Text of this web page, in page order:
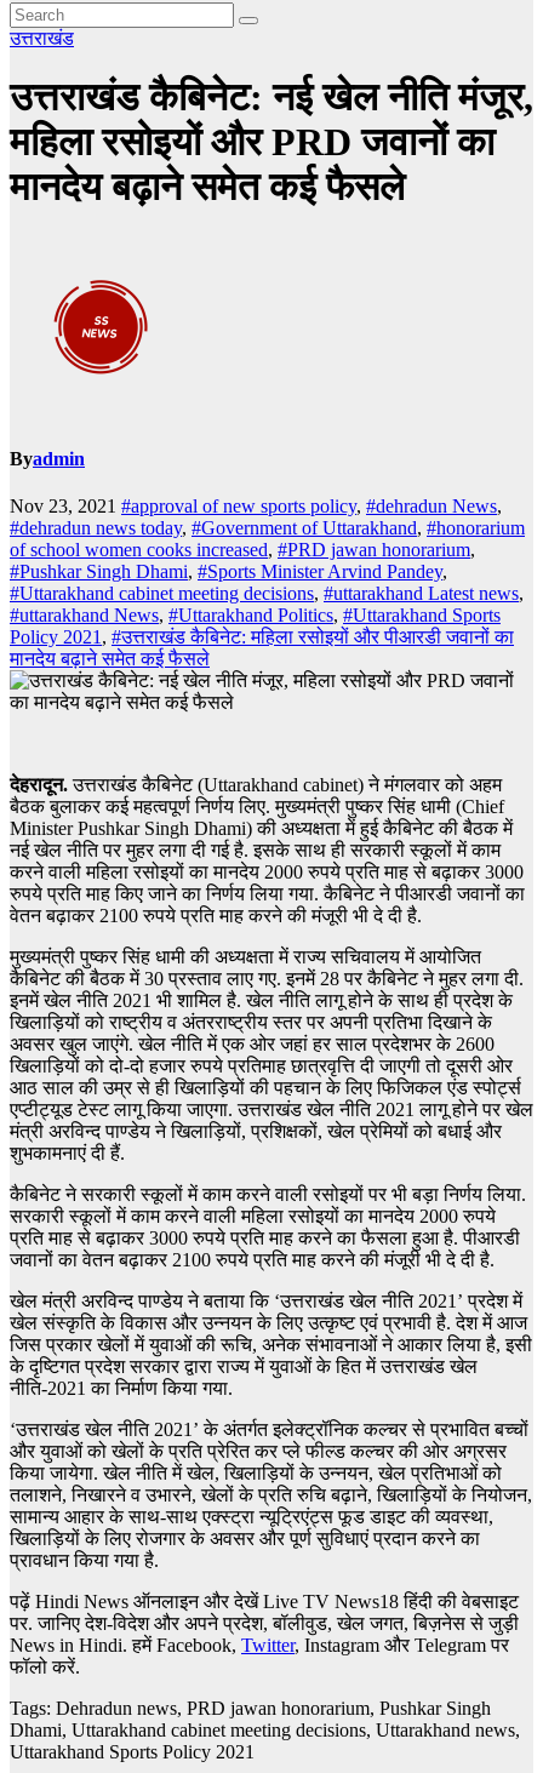
उत्तराखंड
उत्तराखंड कैबिनेट: नई खेल नीति मंजूर,
महिला रसोइयों और PRD जवानों का
मानदेय बढ़ाने समेत कई फैसले
Byadmin
Nov 23, 2021 #approval of new sports policy, #dehradun News,
#dehradun news today, #Government of Uttarakhand, #honorarium
of school women cooks increased, #PRD jawan honorarium,
#Pushkar Singh Dhami, #Sports Minister Arvind Pandey,
#Uttarakhand cabinet meeting decisions, #uttarakhand Latest news,
#uttarakhand News, #Uttarakhand Politics, #Uttarakhand Sports
Policy 2021, #उत्तराखंड कैबिनेट: महिला रसोइयों और पीआरडी जवानों का
मानदेय बढ़ाने समेत कई फैसले
देहरादून.उत्तराखंड कैबिनेट (Uttarakhand cabinet) ने मंगलवार को अहम
बैठक बुलाकर कई महत्वपूर्ण निर्णय लिए. मुख्यमंत्री पुष्कर सिंह धामी (Chief
Minister Pushkar Singh Dhami) की अध्यक्षता में हुई कैबिनेट की बैठक में
नई खेल नीति पर मुहर लगा दी गई है. इसके साथ ही सरकारी स्कूलों में काम
करने वाली महिला रसोइयों का मानदेय 2000 रुपये प्रति माह से बढ़ाकर 3000
रुपये प्रति माह किए जाने का निर्णय लिया गया. कैबिनेट ने पीआरडी जवानों का
वेतन बढ़ाकर 2100 रुपये प्रति माह करने की मंजूरी भी दे दी है.
मुख्यमंत्री पुष्कर सिंह धामी की अध्यक्षता में राज्य सचिवालय में आयोजित
कैबिनेट की बैठक में 30 प्रस्ताव लाए गए. इनमें 28 पर कैबिनेट ने मुहर लगा दी.
इनमें खेल नीति 2021 भी शामिल है. खेल नीति लागू होने के साथ ही प्रदेश के
खिलाड़ियों को राष्ट्रीय व अंतरराष्ट्रीय स्तर पर अपनी प्रतिभा दिखाने के
अवसर खुल जाएंगे. खेल नीति में एक ओर जहां हर साल प्रदेशभर के 2600
खिलाड़ियों को दो-दो हजार रुपये प्रतिमाह छात्रवृत्ति दी जाएगी तो दूसरी ओर
आठ साल की उम्र से ही खिलाड़ियों की पहचान के लिए फिजिकल एंड स्पोर्ट्स
एप्टीट्यूड टेस्ट लागू किया जाएगा. उत्तराखंड खेल नीति 2021 लागू होने पर खेल
मंत्री अरविन्द पाण्डेय ने खिलाड़ियों, प्रशिक्षकों, खेल प्रेमियों को बधाई और
शुभकामनाएं दी हैं.
कैबिनेट ने सरकारी स्कूलों में काम करने वाली रसोइयों पर भी बड़ा निर्णय लिया.
सरकारी स्कूलों में काम करने वाली महिला रसोइयों का मानदेय 2000 रुपये
प्रति माह से बढ़ाकर 3000 रुपये प्रति माह करने का फैसला हुआ है. पीआरडी
जवानों का वेतन बढ़ाकर 2100 रुपये प्रति माह करने की मंजूरी भी दे दी है.
खेल मंत्री अरविन्द पाण्डेय ने बताया कि ‘उत्तराखंड खेल नीति 2021’ प्रदेश में
खेल संस्कृति के विकास और उन्नयन के लिए उत्कृष्ट एवं प्रभावी है. देश में आज
जिस प्रकार खेलों में युवाओं की रूचि, अनेक संभावनाओं ने आकार लिया है, इसी
के दृष्टिगत प्रदेश सरकार द्वारा राज्य में युवाओं के हित में उत्तराखंड खेल
नीति-2021 का निर्माण किया गया.
‘उत्तराखंड खेल नीति 2021’ के अंतर्गत इलेक्ट्रॉनिक कल्चर से प्रभावित बच्चों
और युवाओं को खेलों के प्रति प्रेरित कर प्ले फील्ड कल्चर की ओर अग्रसर
किया जायेगा. खेल नीति में खेल, खिलाड़ियों के उन्नयन, खेल प्रतिभाओं को
तलाशने, निखारने व उभारने, खेलों के प्रति रुचि बढ़ाने, खिलाड़ियों के नियोजन,
सामान्य आहार के साथ-साथ एक्स्ट्रा न्यूट्रिएंट्स फूड डाइट की व्यवस्था,
खिलाड़ियों के लिए रोजगार के अवसर और पूर्ण सुविधाएं प्रदान करने का
प्रावधान किया गया है.
पढ़ें Hindi News ऑनलाइन और देखेंLive TV News18हिंदी की वेबसाइट
पर. जानिए देश-विदेश और अपने प्रदेश, बॉलीवुड, खेल जगत, बिज़नेस से जुड़ी
News in Hindi. हमेंFacebook, Twitter, Instagram और Telegramपर
फॉलो करें.
Tags: Dehradun news, PRD jawan honorarium, Pushkar Singh
Dhami, Uttarakhand cabinet meeting decisions, Uttarakhand news,
Uttarakhand Sports Policy 2021